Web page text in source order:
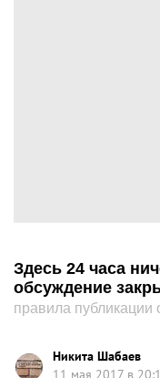
Здесь 24 часа
обсуждение
правила публикации
Никита Шабаев
11 мая 2017 в